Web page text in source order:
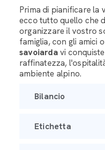
Prima di pianificare la
ecco tutto quello che
organizzare il vostro
famiglia, con gli amici
savoiarda vi
raffinatezza,
ambiente alpino.
Bilancio
Etichetta